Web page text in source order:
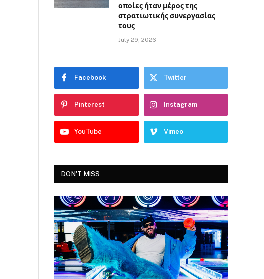
οποίες ήταν μέρος της
στρατιωτικής συνεργασίας
τους
July 29, 2026
Facebook Twitter
Pinterest Instagram
YouTube Vimeo
DON'T MISS